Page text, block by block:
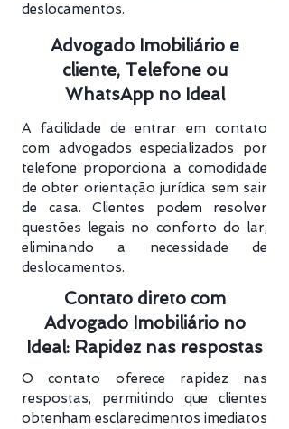
deslocamentos.
Advogado Imobiliário e
cliente, Telefone ou
WhatsApp no Ideal
A facilidade de entrar em contato
com advogados especializados por
telefone proporciona a comodidade
de obter orientação jurídica sem sair
de casa. Clientes podem resolver
questões legais no conforto do lar,
eliminando a necessidade de
deslocamentos.
Contato direto com
Advogado Imobiliário no
Ideal: Rapidez nas respostas
O contato oferece rapidez nas
respostas, permitindo que clientes
obtenham esclarecimentos imediatos